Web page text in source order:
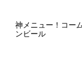
神メニュー！コー
ンビール